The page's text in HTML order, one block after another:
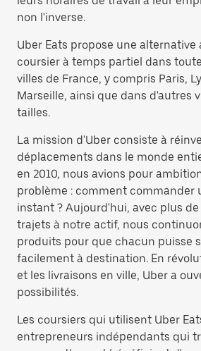
non l'inverse.
Uber Eats propose une alternative
coursier à temps partiel dans
villes de France, y compris Paris,
Marseille, ainsi que dans d'autres
tailles.
La mission d'Uber consiste à
déplacements dans le monde
en 2010, nous avions pour
problème : comment commander
instant ? Aujourd'hui, avec plus
trajets à notre actif, nous
produits pour que chacun puisse
facilement à destination. En
et les livraisons en ville, Uber a
possibilités.
Les coursiers qui utilisent Uber
entrepreneurs indépendants qui